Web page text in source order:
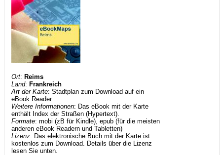
Ort: Reims
Land: Frankreich
Art der Karte: Stadtplan zum Download auf ein
eBook Reader
Weitere Informationen: Das eBook mit der Karte
enthält Index der Straßen (Hypertext).
Formate: mobi (zB für Kindle), epub (für die meisten
anderen eBook Readern und Tabletten)
Lizenz: Das elektronische Buch mit der Karte ist
kostenlos zum Download. Details über die Lizenz
lesen Sie unten.